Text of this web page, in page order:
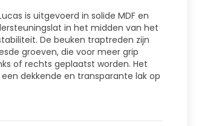
is uitgevoerd in solide MDF en
in het midden van het
De beuken traptreden zijn
groeven, die voor meer grip
of rechts geplaatst worden. Het
dekkende en transparante lak op